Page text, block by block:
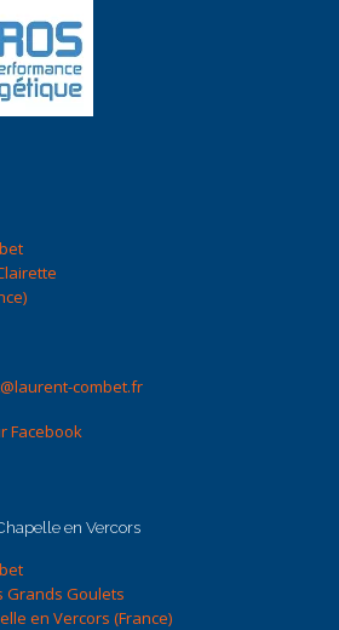
combet.fr
Facebook
en Vercors
Grands Goulets
en Vercors (France)